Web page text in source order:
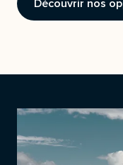
Découvrir nos